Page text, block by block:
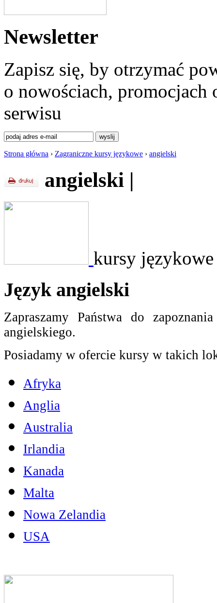
Newsletter
Zapisz się, by otrzymać
o nowościach, promocjach
serwisu
Strona główna › Zagraniczne kursy językowe › angielski
angielski |
kursy
Język angielski
Zapraszamy Państwa do
angielskiego.
Posiadamy w ofercie kursy w takich
Afryka
Anglia
Australia
Irlandia
Kanada
Malta
Nowa Zelandia
USA